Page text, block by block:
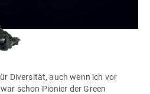
Diversität, auch wenn ich vor
schon Pionier der Green